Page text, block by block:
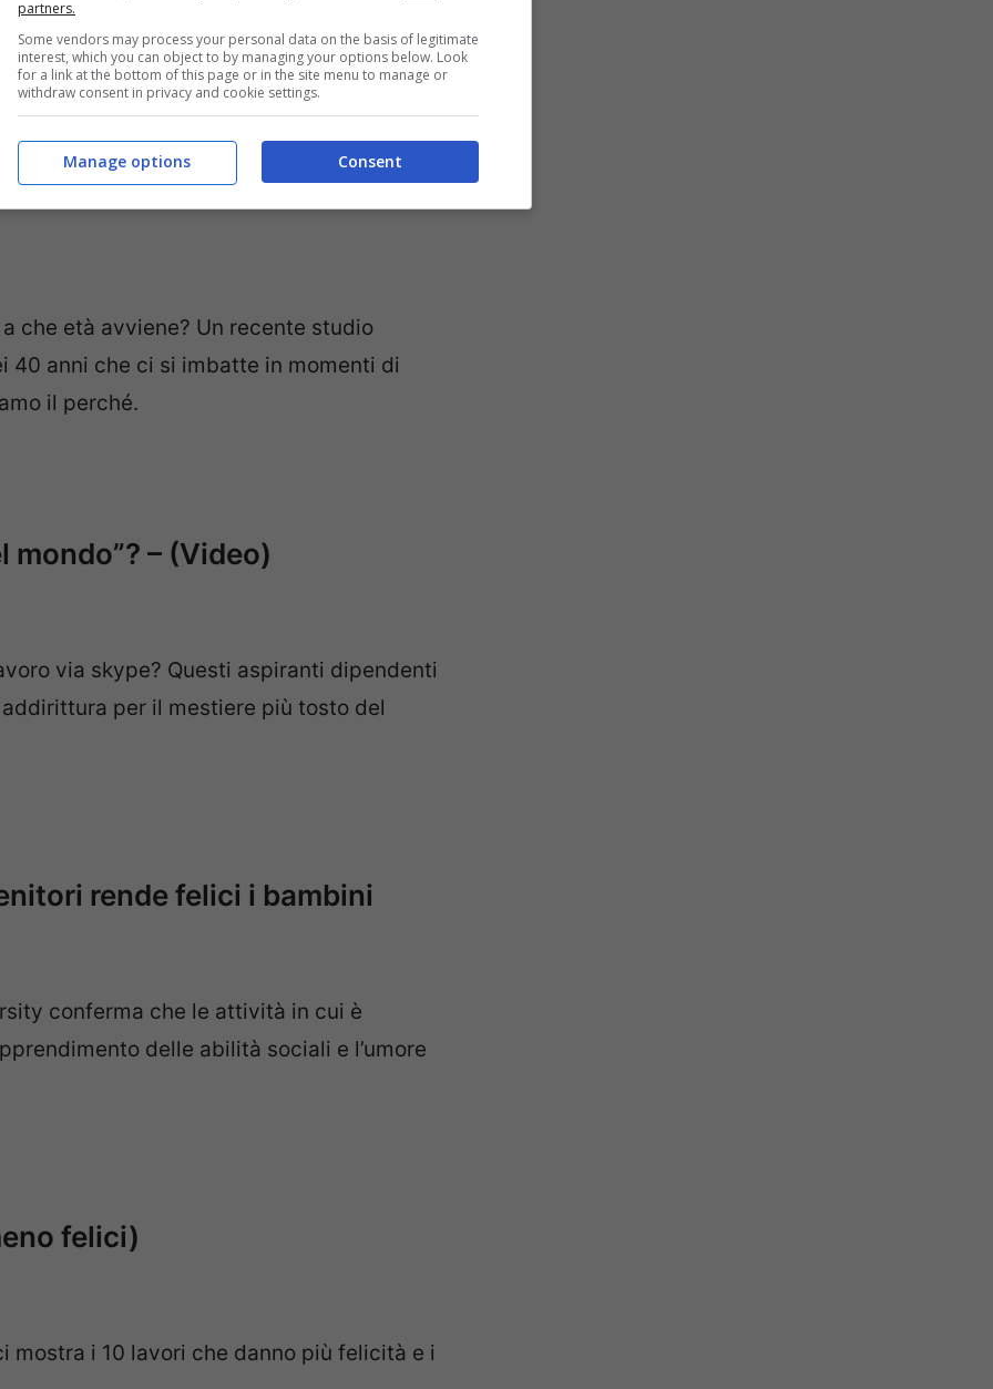
e rendergli l’esplorazione e la
età: ma sarà proprio vero?
che età avviene? Un recente studio
40 anni che ci si imbatte in momenti di
il perché.
mondo”? – (Video)
via skype? Questi aspiranti dipendenti
per il mestiere più tosto del
rende felici i bambini
conferma che le attività in cui è
delle abilità sociali e l’umore
felici)
mostra i 10 lavori che danno più felicità e i
partners.
Some vendors may process your personal data on the basis of legitimate
interest, which you can object to by managing your options below. Look
for a link at the bottom of this page or in the site menu to manage or
withdraw consent in privacy and cookie settings.
Consent
Manage options